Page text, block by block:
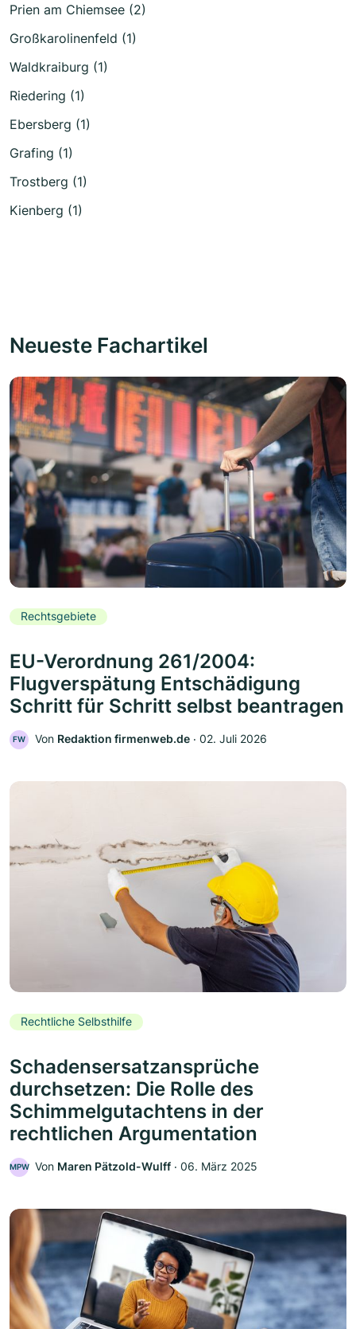
Prien am Chiemsee (2)
Großkarolinenfeld (1)
Waldkraiburg (1)
Riedering (1)
Ebersberg (1)
Grafing (1)
Trostberg (1)
Kienberg (1)
Neueste Fachartikel
Rechtsgebiete
EU-Verordnung 261/2004:
Flugverspätung Entschädigung
Schritt für Schritt selbst beantragen
FW Von Redaktion firmenweb.de ‧ 02. Juli 2026
Rechtliche Selbsthilfe
Schadensersatzansprüche
durchsetzen: Die Rolle des
Schimmelgutachtens in der
rechtlichen Argumentation
MPW Von Maren Pätzold-Wulff ‧ 06. März 2025